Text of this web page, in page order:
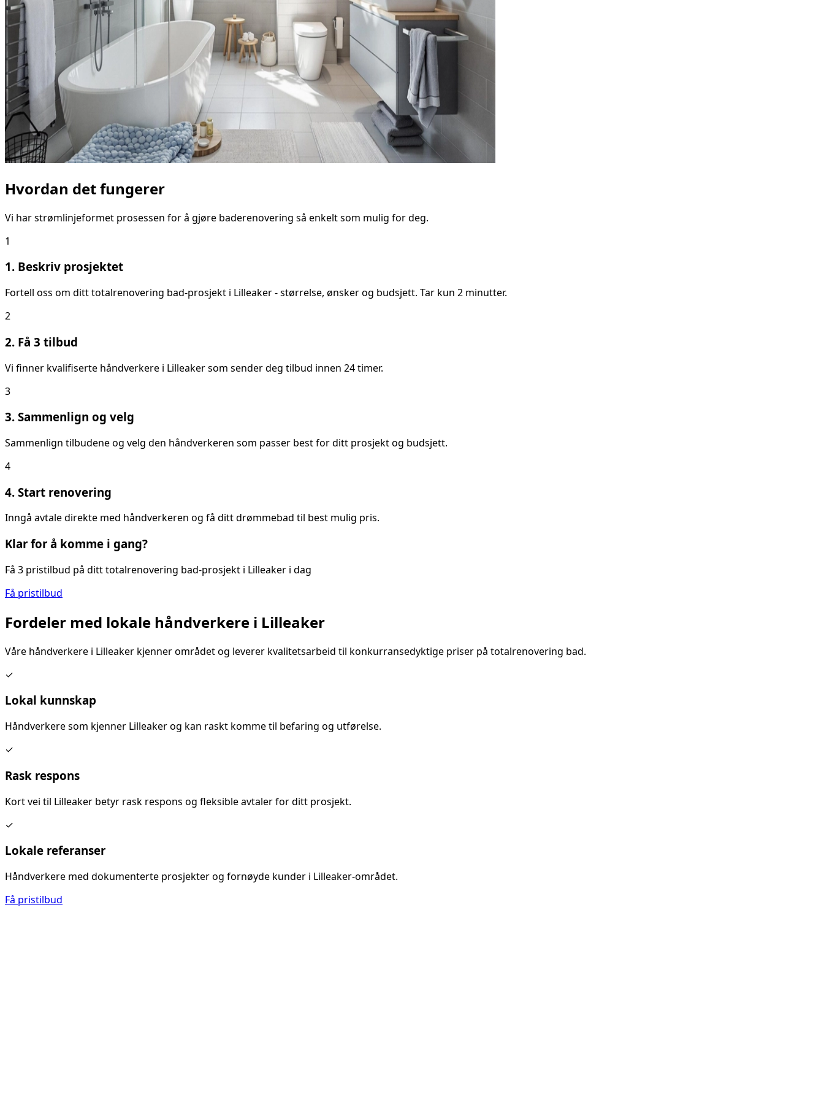
Hvordan det fungerer
Vi har strømlinjeformet prosessen for å gjøre baderenovering så enkelt som mulig for deg.
1
1. Beskriv prosjektet
Fortell oss om ditttotalrenovering bad-prosjekt i Lilleaker- størrelse, ønsker og budsjett. Tar kun 2 minutter.
2
2. Få 3 tilbud
Vi finner kvalifiserte håndverkere i Lilleakersom sender deg tilbud innen 24 timer.
3
3. Sammenlign og velg
Sammenlign tilbudene og velg den håndverkeren som passer best for ditt prosjekt og budsjett.
4
4. Start renovering
Inngå avtale direkte med håndverkeren og få ditt drømmebad til best mulig pris.
Klar for å komme i gang?
Få 3 pristilbud på ditttotalrenovering bad-prosjekt i Lilleaker i dag
Få pristilbud
Fordeler med lokale håndverkere i Lilleaker
Våre håndverkere i Lilleaker kjenner området og leverer kvalitetsarbeid til konkurransedyktige priser på totalrenovering bad.
✓
Lokal kunnskap
Håndverkere som kjenner Lilleakerog kan raskt komme til befaring og utførelse.
✓
Rask respons
Kort vei til Lilleaker betyr rask respons og fleksible avtaler for ditt prosjekt.
✓
Lokale referanser
Håndverkere med dokumenterte prosjekter og fornøyde kunder i Lilleaker-området.
Få pristilbud